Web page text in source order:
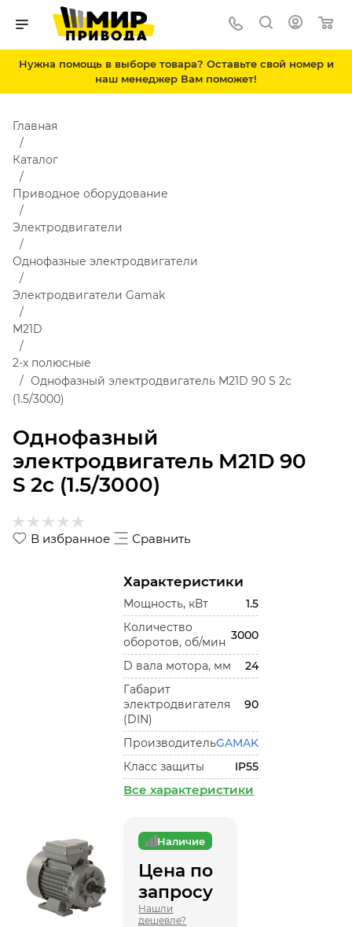
Нужна помощь в выборе товара? Оставьте свой номер и
наш менеджер Вам поможет!
Однофазный
электродвигатель M21D 90
S 2c (1.5/3000)
Главная
Каталог
Приводное оборудование
Электродвигатели
Однофазные электродвигатели
Электродвигатели Gamak
M21D
2-х полюсные
Однофазный электродвигатель M21D 90 S 2c
(1.5/3000)
В избранное Сравнить
Характеристики
Мощность, кВт
1.5
Количество
оборотов, об/мин
3000
D вала мотора, мм
24
Габарит
электродвигателя
(DIN)
90
ПроизводительGAMAK
Класс защиты
IP55
Все характеристики
Наличие
Цена по
запросу
Нашли
дешевле?